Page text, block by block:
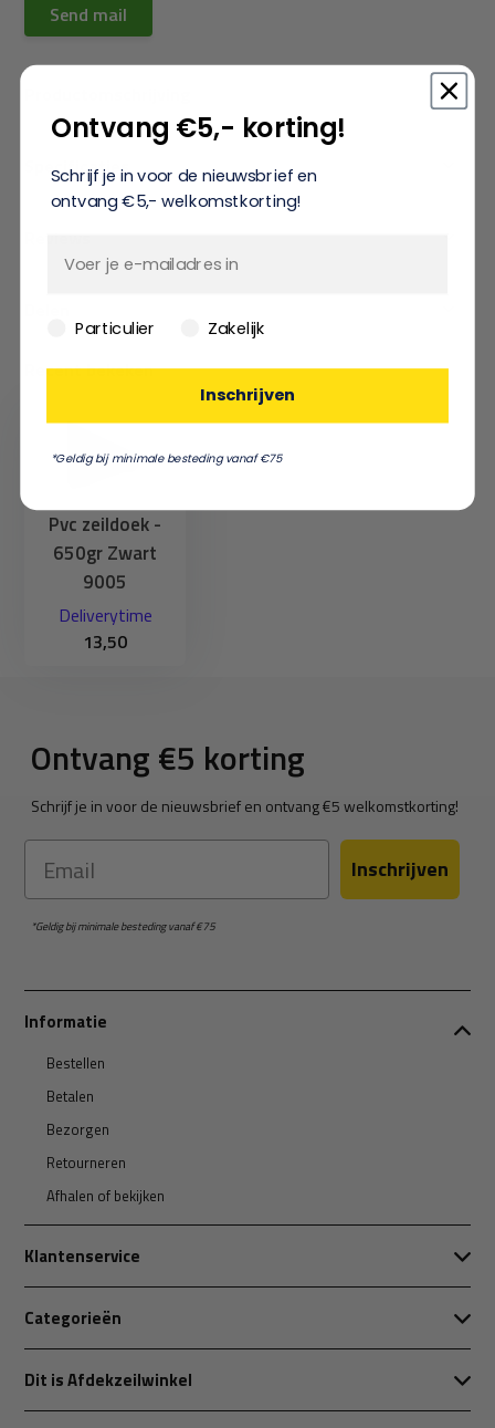
Send mail
Specificaties
Recent bekeken
Pvc zeildoek -
650gr Zwart
9005
Deliverytime
13,50
Ontvang €5 korting
Schrijf je in voor de nieuwsbrief en ontvang €5 welkomstkorting!
Email Inschrijven
*Geldig bij minimale besteding vanaf €75
Informatie
Bestellen
Betalen
Bezorgen
Retourneren
Afhalen of bekijken
Klantenservice
Categorieën
Dit is Afdekzeilwinkel
Ontvang €5,- korting!
Schrijf je in voor de nieuwsbrief en
ontvang €5,- welkomstkorting!
Particulier Zakelijk
Inschrijven
*Geldig bij minimale besteding vanaf €75